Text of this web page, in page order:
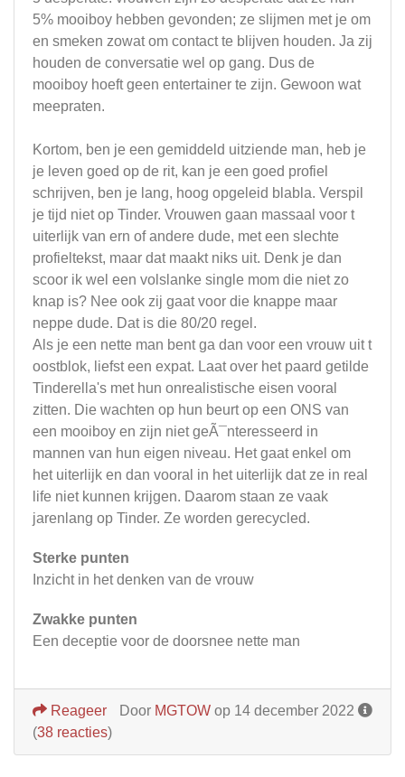
5% mooiboy hebben gevonden; ze slijmen met je om
en smeken zowat om contact te blijven houden. Ja zij
houden de conversatie wel op gang. Dus de
mooiboy hoeft geen entertainer te zijn. Gewoon wat
meepraten.
Kortom, ben je een gemiddeld uitziende man, heb je
je leven goed op de rit, kan je een goed profiel
schrijven, ben je lang, hoog opgeleid blabla. Verspil
je tijd niet op Tinder. Vrouwen gaan massaal voor t
uiterlijk van ern of andere dude, met een slechte
profieltekst, maar dat maakt niks uit. Denk je dan
scoor ik wel een volslanke single mom die niet zo
knap is? Nee ook zij gaat voor die knappe maar
neppe dude. Dat is die 80/20 regel.
Als je een nette man bent ga dan voor een vrouw uit t
oostblok, liefst een expat. Laat over het paard getilde
Tinderella's met hun onrealistische eisen vooral
zitten. Die wachten op hun beurt op een ONS van
een mooiboy en zijn niet geÃ¯nteresseerd in
mannen van hun eigen niveau. Het gaat enkel om
het uiterlijk en dan vooral in het uiterlijk dat ze in real
life niet kunnen krijgen. Daarom staan ze vaak
jarenlang op Tinder. Ze worden gerecycled.
Sterke punten
Inzicht in het denken van de vrouw
Zwakke punten
Een deceptie voor de doorsnee nette man
Door MGTOW op 14 december 2022
Reageer
(38 reacties)